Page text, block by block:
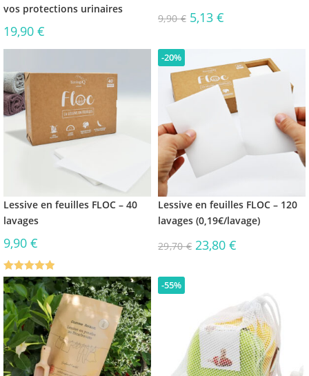
vos protections urinaires
19,90 €
9,90€ 5,13 €
Lessive en feuilles FLOC – 40
lavages
9,90 €
Note5.00
sur 5
-20%
Lessive en feuilles FLOC – 120
lavages (0,19€/lavage)
29,70€ 23,80€
-55%